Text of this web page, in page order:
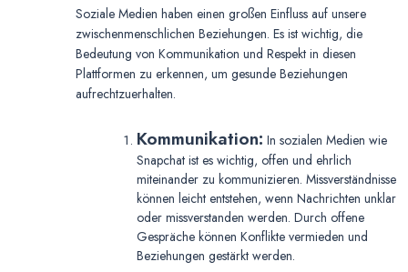
Soziale Medien haben einen großen Einfluss auf unsere
zwischenmenschlichen Beziehungen. Es ist wichtig, die
Bedeutung von Kommunikation und Respekt in diesen
Plattformen zu erkennen, um gesunde Beziehungen
aufrechtzuerhalten.
Kommunikation: In sozialen Medien wie
Snapchat ist es wichtig, offen und ehrlich
miteinander zu kommunizieren. Missverständnisse
können leicht entstehen, wenn Nachrichten unklar
oder missverstanden werden. Durch offene
Gespräche können Konflikte vermieden und
Beziehungen gestärkt werden.